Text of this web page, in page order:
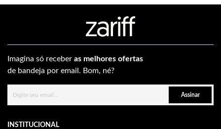
Imagina só receber as melhores ofertas
de bandeja por email. Bom, né?
Assinar
INSTITUCIONAL